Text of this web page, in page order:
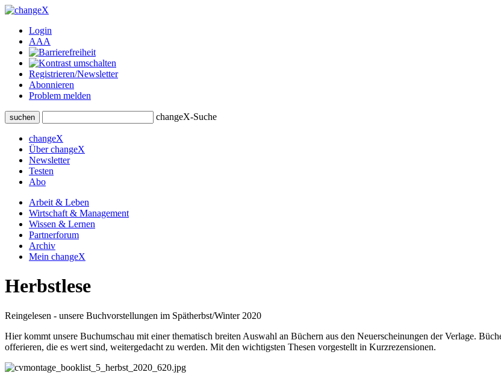
Login
AAA
Registrieren/Newsletter
Abonnieren
Problem melden
suchen changeX-Suche
changeX
Über changeX
Newsletter
Testen
Abo
Arbeit & Leben
Wirtschaft & Management
Wissen & Lernen
Partnerforum
Archiv
Mein changeX
Herbstlese
Reingelesen - unsere Buchvorstellungen im Spätherbst/Winter 2020
Hier kommt unsere Buchumschau mit einer thematisch breiten Auswahl an Büchern aus den Neuerscheinungen der Verlage.
offerieren, die es wert sind, weitergedacht zu werden. Mit den wichtigsten Thesen vorgestellt in Kurzrezensionen.